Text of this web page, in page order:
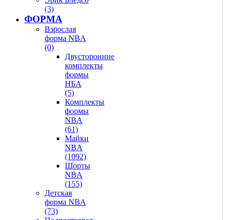
(3)
ФОРМА
Взрослая
форма NBA
(0)
Двусторонние
комплекты
формы
НБА
(5)
Комплекты
формы
NBA
(61)
Майки
NBA
(1092)
Шорты
NBA
(155)
Детская
форма NBA
(73)